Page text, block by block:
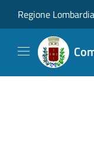
Regione Lombardia